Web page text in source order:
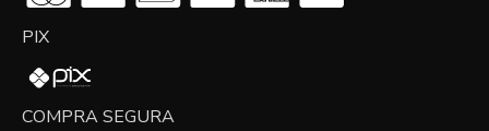
PIX
COMPRA SEGURA